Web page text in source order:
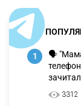
1
🗣
3312